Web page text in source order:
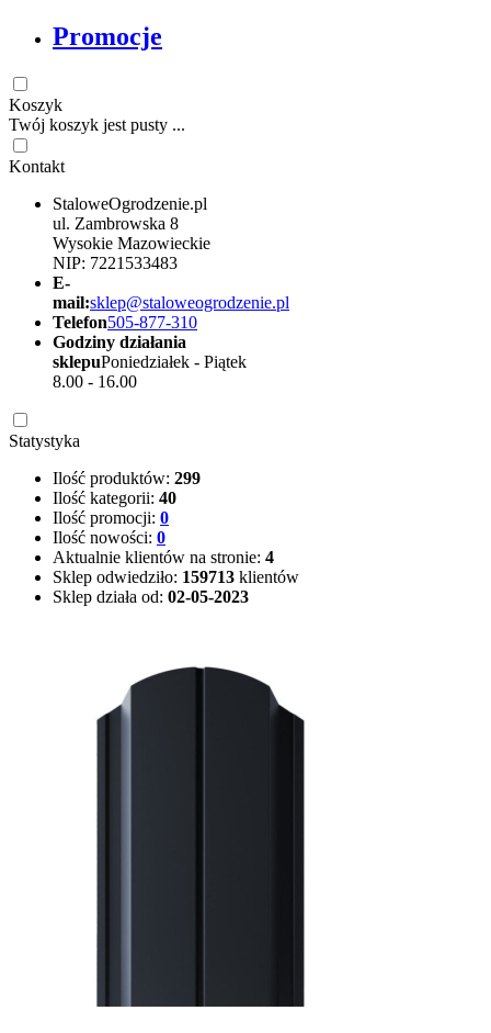
Promocje
Koszyk
Twój koszyk jest pusty ...
Kontakt
StaloweOgrodzenie.pl
ul. Zambrowska 8
Wysokie Mazowieckie
NIP: 7221533483
E-
mail:sklep@staloweogrodzenie.pl
Telefon505-877-310
Godziny działania
sklepuPoniedziałek - Piątek
8.00 - 16.00
Statystyka
Ilość produktów: 299
Ilość kategorii: 40
Ilość promocji: 0
Ilość nowości: 0
Aktualnie klientów na stronie: 4
Sklep odwiedziło: 159713 klientów
Sklep działa od: 02-05-2023